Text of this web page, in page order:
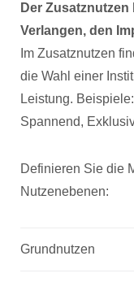
Der
Verlangen, den
Im Zusatznutzen
die Wahl einer
Leistung.
Spannend,
Definieren Sie die
Nutzenebenen:
Grundnutzen